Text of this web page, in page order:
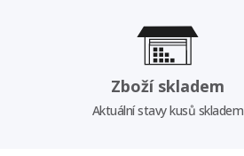
Zboží skladem
Aktuální stavy kusů skladem